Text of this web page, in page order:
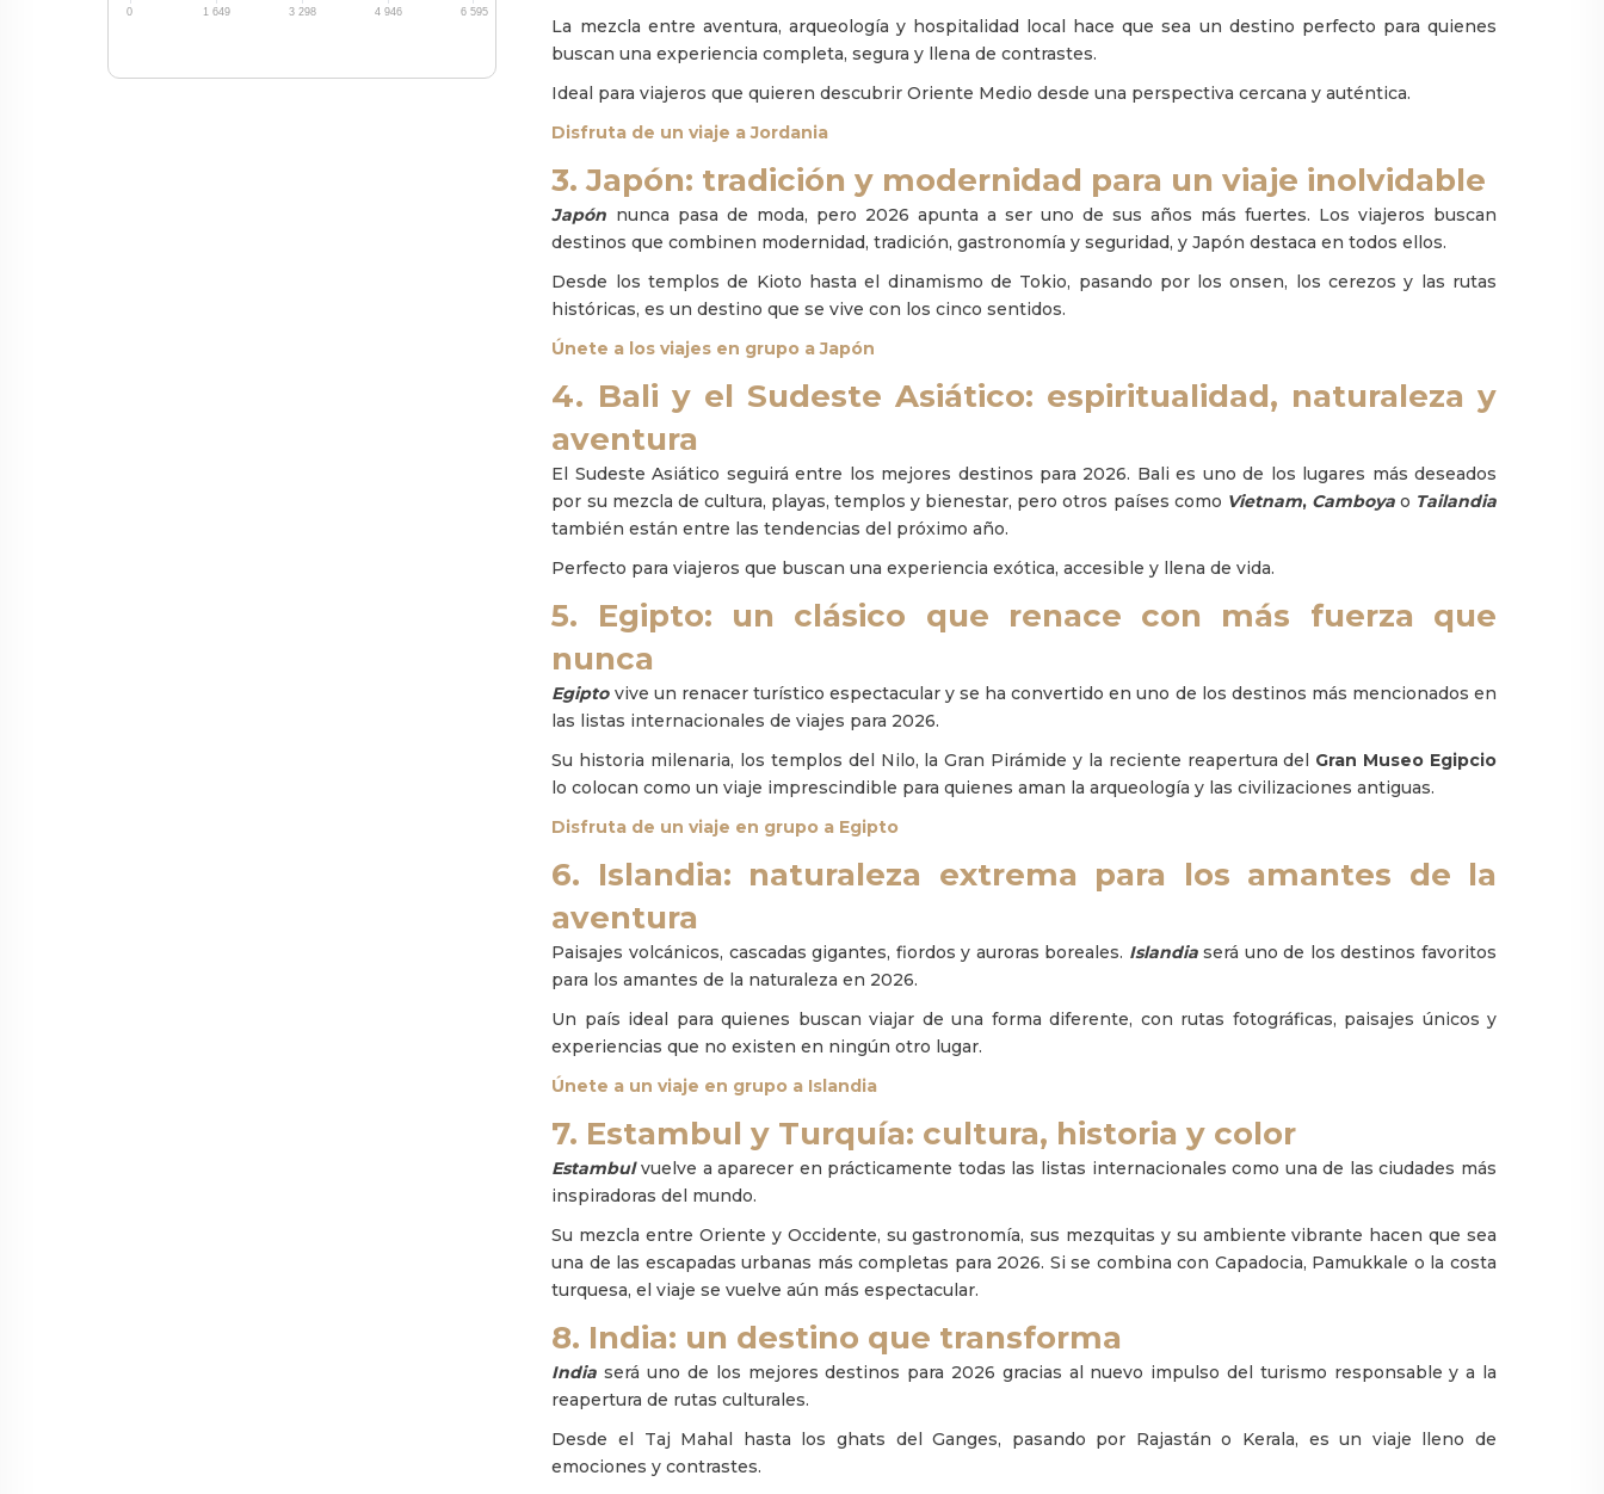
La mezcla entre aventura, arqueología y hospitalidad local hace que sea un destino perfecto para quienes
buscan una experiencia completa, segura y llena de contrastes.
Ideal para viajeros que quieren descubrir Oriente Medio desde una perspectiva cercana y auténtica.
Disfruta de un viaje a Jordania
3. Japón: tradición y modernidad para un viaje inolvidable
Japón nunca pasa de moda, pero 2026 apunta a ser uno de sus años más fuertes. Los viajeros buscan
destinos que combinen modernidad, tradición, gastronomía y seguridad, y Japón destaca en todos ellos.
Desde los templos de Kioto hasta el dinamismo de Tokio, pasando por los onsen, los cerezos y las rutas
históricas, es un destino que se vive con los cinco sentidos.
Únete a los viajes en grupo a Japón
4. Bali y el Sudeste Asiático: espiritualidad, naturaleza y
aventura
El Sudeste Asiático seguirá entre los mejores destinos para 2026. Bali es uno de los lugares más deseados
por su mezcla de cultura, playas, templos y bienestar, pero otros países como Vietnam, Camboyao Tailandia
también están entre las tendencias del próximo año.
Perfecto para viajeros que buscan una experiencia exótica, accesible y llena de vida.
5. Egipto: un clásico que renace con más fuerza que
nunca
Egiptovive un renacer turístico espectacular y se ha convertido en uno de los destinos más mencionados en
las listas internacionales de viajes para 2026.
Su historia milenaria, los templos del Nilo, la Gran Pirámide y la reciente reapertura del Gran Museo Egipcio
lo colocan como un viaje imprescindible para quienes aman la arqueología y las civilizaciones antiguas.
Disfruta de un viaje en grupo a Egipto
6. Islandia: naturaleza extrema para los amantes de la
aventura
Paisajes volcánicos, cascadas gigantes, fiordos y auroras boreales. Islandiaserá uno de los destinos favoritos
para los amantes de la naturaleza en 2026.
Un país ideal para quienes buscan viajar de una forma diferente, con rutas fotográficas, paisajes únicos y
experiencias que no existen en ningún otro lugar.
Únete a un viaje en grupo a Islandia
7. Estambul y Turquía: cultura, historia y color
Estambulvuelve a aparecer en prácticamente todas las listas internacionales como una de las ciudades más
inspiradoras del mundo.
Su mezcla entre Oriente y Occidente, su gastronomía, sus mezquitas y su ambiente vibrante hacen que sea
una de las escapadas urbanas más completas para 2026. Si se combina con Capadocia, Pamukkale o la costa
turquesa, el viaje se vuelve aún más espectacular.
8. India: un destino que transforma
India será uno de los mejores destinos para 2026 gracias al nuevo impulso del turismo responsable y a la
reapertura de rutas culturales.
Desde el Taj Mahal hasta los ghats del Ganges, pasando por Rajastán o Kerala, es un viaje lleno de
emociones y contrastes.
0 1 649 3 298 4 946 6 595